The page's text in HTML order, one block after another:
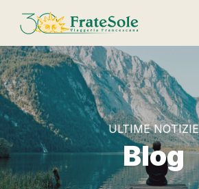
FrateSole Viaggeria Francescana
ULTIME NOTIZIE
Blog